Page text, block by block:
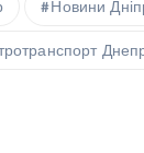
Новини